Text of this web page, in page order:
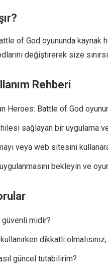
of God oyununda
değiştirerek size
Rehberi
Heroes: Battle of God
hilesi sağlayan bir uygulama
veya web sitesini
bekleyin ve
güvenli midir?
dikkatli
güncel tutabilirim?